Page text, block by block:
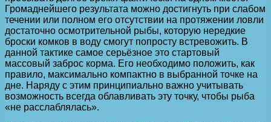
Громаднейшего результата можно достигнуть при слабом
течении или полном его отсутствии на протяжении ловли
достаточно осмотрительной рыбы, которую нередкие
броски комков в воду смогут попросту встревожить. В
данной тактике самое серьёзное это стартовый
массовый заброс корма. Его необходимо положить, как
правило, максимально компактно в выбранной точке на
дне. Наряду с этим принципиально важно учитывать
возможность всегда облавливать эту точку, чтобы рыба
«не расслаблялась».